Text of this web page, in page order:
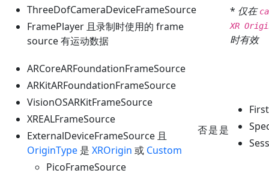
ThreeDofCameraDeviceFrameSource
FramePlayer 且录制时使用的 frame
source 有运动数据
* 仅在
XR
时有效
ARCoreARFoundationFrameSource
ARKitARFoundationFrameSource
VisionOSARKitFrameSource
XREALFrameSource
ExternalDeviceFrameSource 且
OriginType 是 XROrigin 或 Custom
PicoFrameSource
否是是